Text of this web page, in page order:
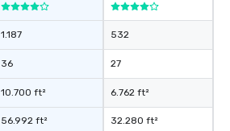
1.187
36
10.700 ft²
56.992 ft²
532
27
6.762 ft²
32.280 ft²